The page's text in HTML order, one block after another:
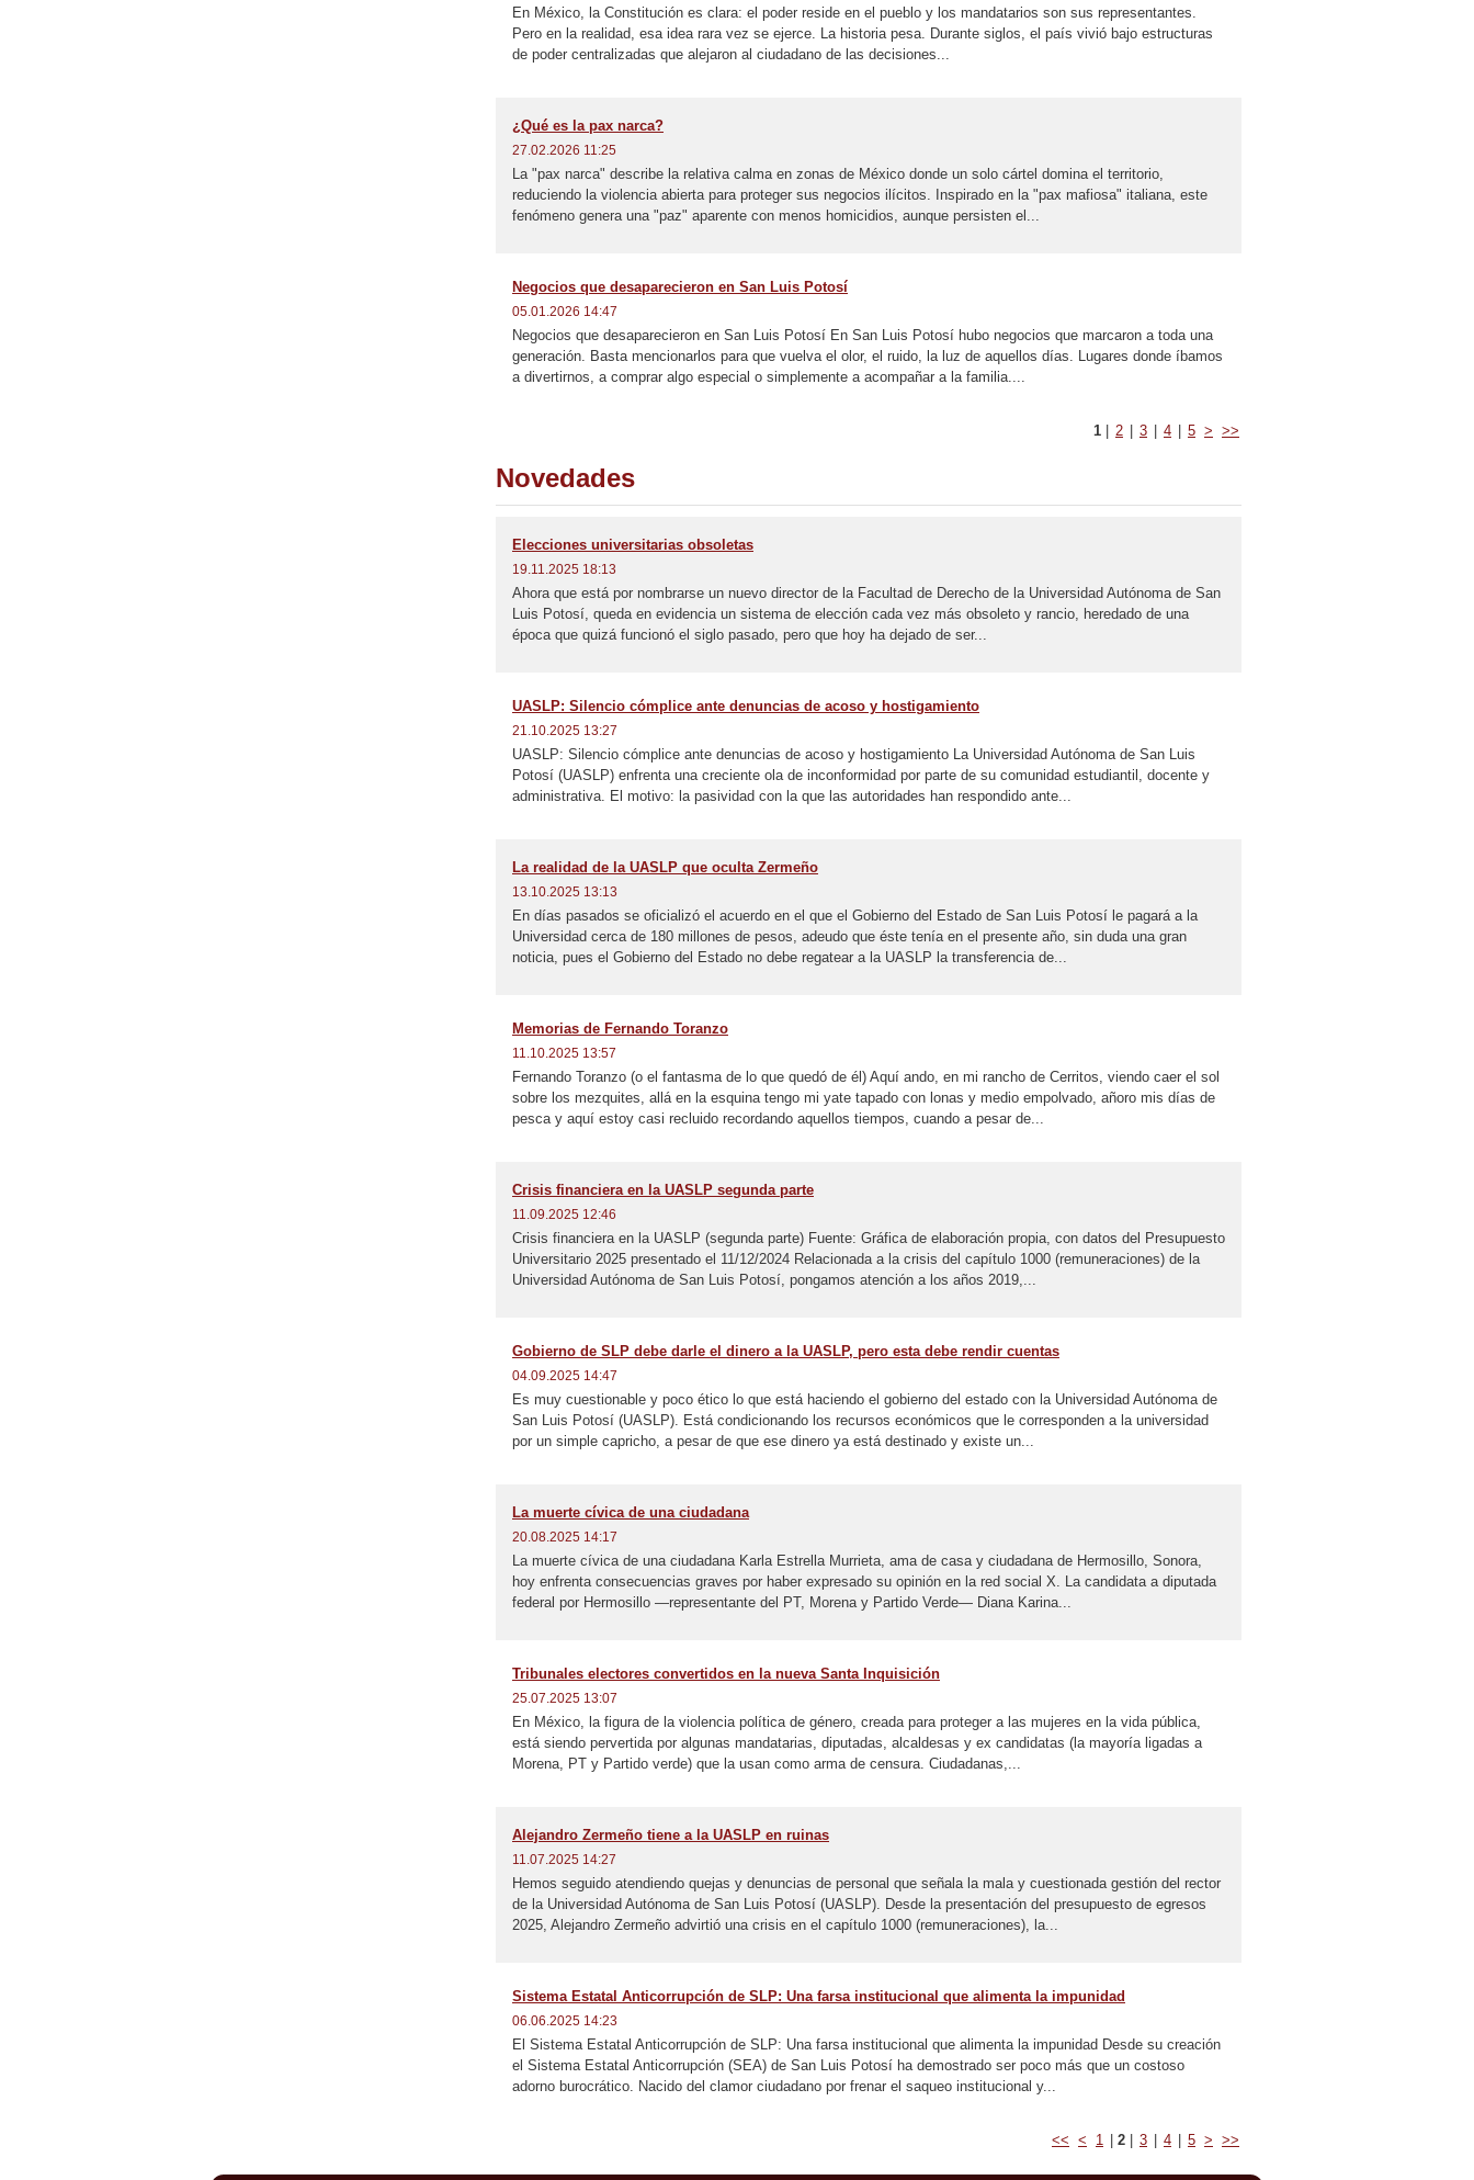
En México, la Constitución es clara: el poder reside en el pueblo y los mandatarios son sus representantes.
Pero en la realidad, esa idea rara vez se ejerce. La historia pesa. Durante siglos, el país vivió bajo estructuras
de poder centralizadas que alejaron al ciudadano de las decisiones...
¿Qué es la pax narca?
27.02.2026 11:25
La "pax narca" describe la relativa calma en zonas de México donde un solo cártel domina el territorio,
reduciendo la violencia abierta para proteger sus negocios ilícitos. Inspirado en la "pax mafiosa" italiana, este
fenómeno genera una "paz" aparente con menos homicidios, aunque persisten el...
Negocios que desaparecieron en San Luis Potosí
05.01.2026 14:47
Negocios que desaparecieron en San Luis Potosí En San Luis Potosí hubo negocios que marcaron a toda una
generación. Basta mencionarlos para que vuelva el olor, el ruido, la luz de aquellos días. Lugares donde íbamos
a divertirnos, a comprar algo especial o simplemente a acompañar a la familia....
1 2 3 4 5 > >>
Novedades
Elecciones universitarias obsoletas
19.11.2025 18:13
Ahora que está por nombrarse un nuevo director de la Facultad de Derecho de la Universidad Autónoma de San
Luis Potosí, queda en evidencia un sistema de elección cada vez más obsoleto y rancio, heredado de una
época que quizá funcionó el siglo pasado, pero que hoy ha dejado de ser...
UASLP: Silencio cómplice ante denuncias de acoso y hostigamiento
21.10.2025 13:27
UASLP: Silencio cómplice ante denuncias de acoso y hostigamiento La Universidad Autónoma de San Luis
Potosí (UASLP) enfrenta una creciente ola de inconformidad por parte de su comunidad estudiantil, docente y
administrativa. El motivo: la pasividad con la que las autoridades han respondido ante...
La realidad de la UASLP que oculta Zermeño
13.10.2025 13:13
En días pasados se oficializó el acuerdo en el que el Gobierno del Estado de San Luis Potosí le pagará a la
Universidad cerca de 180 millones de pesos, adeudo que éste tenía en el presente año, sin duda una gran
noticia, pues el Gobierno del Estado no debe regatear a la UASLP la transferencia de...
Memorias de Fernando Toranzo
11.10.2025 13:57
Fernando Toranzo (o el fantasma de lo que quedó de él) Aquí ando, en mi rancho de Cerritos, viendo caer el sol
sobre los mezquites, allá en la esquina tengo mi yate tapado con lonas y medio empolvado, añoro mis días de
pesca y aquí estoy casi recluido recordando aquellos tiempos, cuando a pesar de...
Crisis financiera en la UASLP segunda parte
11.09.2025 12:46
Crisis financiera en la UASLP (segunda parte) Fuente: Gráfica de elaboración propia, con datos del Presupuesto
Universitario 2025 presentado el 11/12/2024 Relacionada a la crisis del capítulo 1000 (remuneraciones) de la
Universidad Autónoma de San Luis Potosí, pongamos atención a los años 2019,...
Gobierno de SLP debe darle el dinero a la UASLP, pero esta debe rendir cuentas
04.09.2025 14:47
Es muy cuestionable y poco ético lo que está haciendo el gobierno del estado con la Universidad Autónoma de
San Luis Potosí (UASLP). Está condicionando los recursos económicos que le corresponden a la universidad
por un simple capricho, a pesar de que ese dinero ya está destinado y existe un...
La muerte cívica de una ciudadana
20.08.2025 14:17
La muerte cívica de una ciudadana Karla Estrella Murrieta, ama de casa y ciudadana de Hermosillo, Sonora,
hoy enfrenta consecuencias graves por haber expresado su opinión en la red social X. La candidata a diputada
federal por Hermosillo —representante del PT, Morena y Partido Verde— Diana Karina...
Tribunales electores convertidos en la nueva Santa Inquisición
25.07.2025 13:07
En México, la figura de la violencia política de género, creada para proteger a las mujeres en la vida pública,
está siendo pervertida por algunas mandatarias, diputadas, alcaldesas y ex candidatas (la mayoría ligadas a
Morena, PT y Partido verde) que la usan como arma de censura. Ciudadanas,...
Alejandro Zermeño tiene a la UASLP en ruinas
11.07.2025 14:27
Hemos seguido atendiendo quejas y denuncias de personal que señala la mala y cuestionada gestión del rector
de la Universidad Autónoma de San Luis Potosí (UASLP). Desde la presentación del presupuesto de egresos
2025, Alejandro Zermeño advirtió una crisis en el capítulo 1000 (remuneraciones), la...
Sistema Estatal Anticorrupción de SLP: Una farsa institucional que alimenta la impunidad
06.06.2025 14:23
El Sistema Estatal Anticorrupción de SLP: Una farsa institucional que alimenta la impunidad Desde su creación
el Sistema Estatal Anticorrupción (SEA) de San Luis Potosí ha demostrado ser poco más que un costoso
adorno burocrático. Nacido del clamor ciudadano por frenar el saqueo institucional y...
<< < 1 2 3 4 5 > >>